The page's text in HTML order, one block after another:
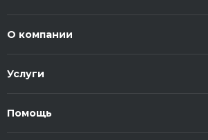
О компании
Услуги
Помощь